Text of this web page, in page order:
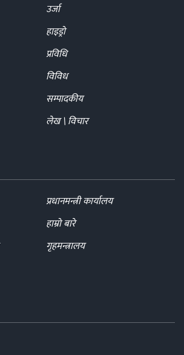
उर्जा
हाइड्रो
प्रविधि
विविध
सम्पादकीय
लेख \ विचार
प्रधानमन्त्री कार्यालय
हाम्रो बारे
गृहमन्त्रालय